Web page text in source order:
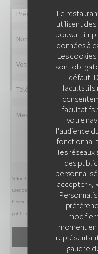
Le
utilisent des
pouvant
données à
Les cookies
sont
défaut.
facultatifs
facultatifs
votre
l'audience
les réseaux
des
accepter »,
modifier
moment
gauche
Selon l'article L.223-2 du code de la
user de son droit à s'inscrire sur la liste
bloctel.gouv.fr
. Pour plus d'informations
politique de confidentialité